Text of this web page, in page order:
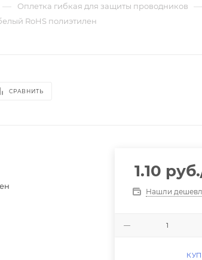
— Оплетка гибкая для защиты проводников —
RoHS полиэтилен
СРАВНИТЬ
1.10 руб.
Нашли